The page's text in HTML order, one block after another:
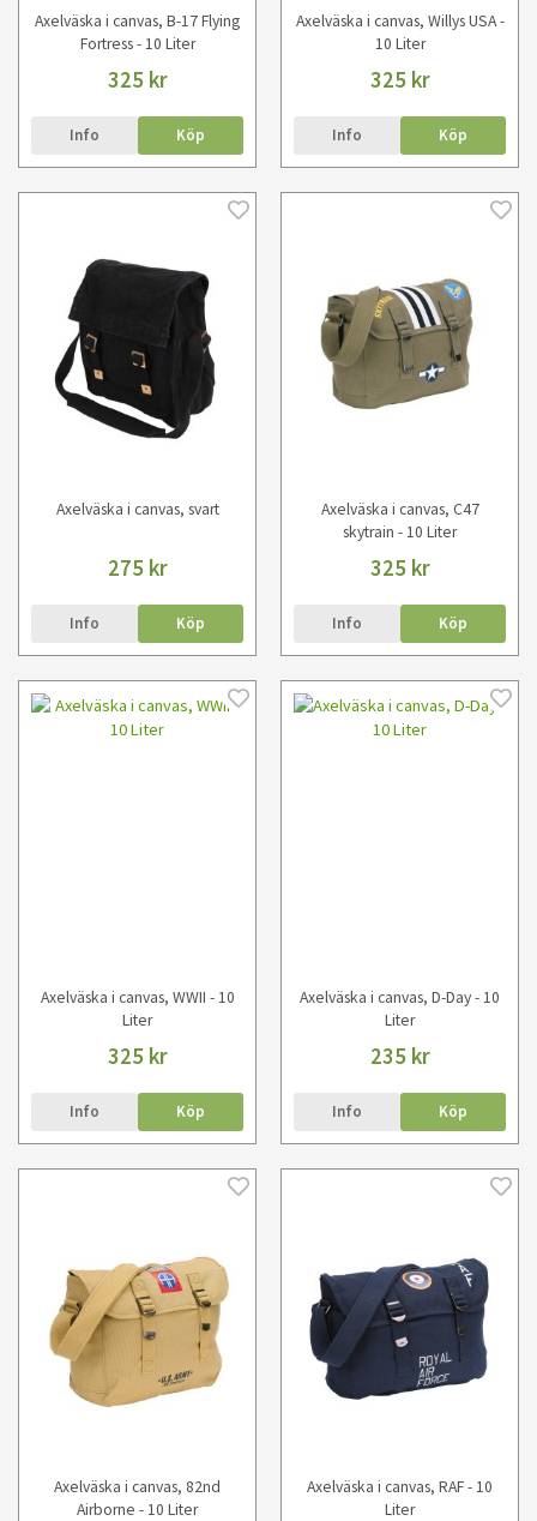
Axelväska i canvas, B-17 Flying
Fortress - 10 Liter
325 kr
Info Köp
Axelväska i canvas, Willys USA -
10 Liter
325 kr
Info Köp
Axelväska i canvas, svart
275 kr
Info Köp
Axelväska i canvas, C47
skytrain - 10 Liter
325 kr
Info Köp
Axelväska i canvas, WWII - 10
Liter
325 kr
Info Köp
Axelväska i canvas, D-Day - 10
Liter
235 kr
Info Köp
Axelväska i canvas, 82nd
Airborne - 10 Liter
Axelväska i canvas, RAF - 10
Liter